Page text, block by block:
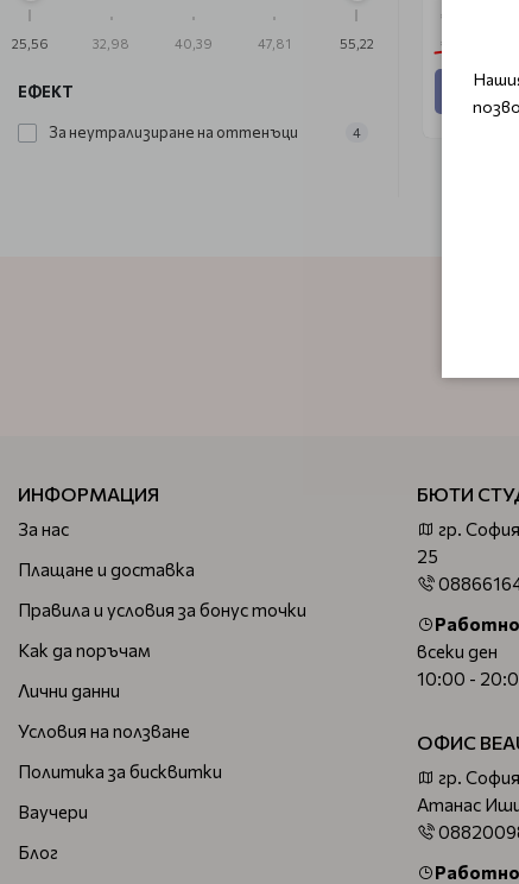
25,56 32,98 40,39 47,81 55,22
ЕФЕКТ
За неутрализиране на оттенъци 4
€ 22.25
€ 29.65
ИНФОРМАЦИЯ
За нас
Плащане и доставка
Правила и условия за бонус точки
Как да поръчам
Лични данни
Условия на ползване
Политика за бисквитки
Ваучери
Блог
БЮТИ
гр.
25
всеки ден
10:00 -
ОФИС
гр.
Атанас